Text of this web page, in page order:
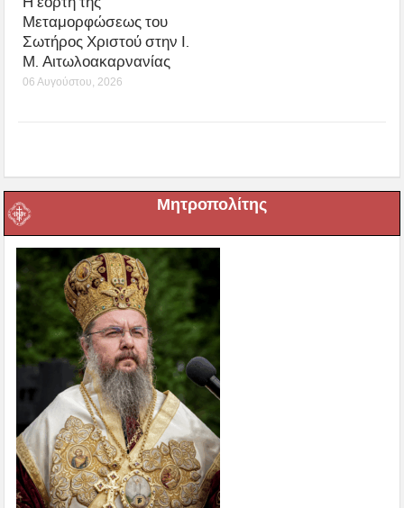
Μεταμορφώσεως του
Σωτήρος Χριστού στην Ι.
Μ. Αιτωλοακαρνανίας
06 Αυγούστου, 2026
Μητροπολίτης